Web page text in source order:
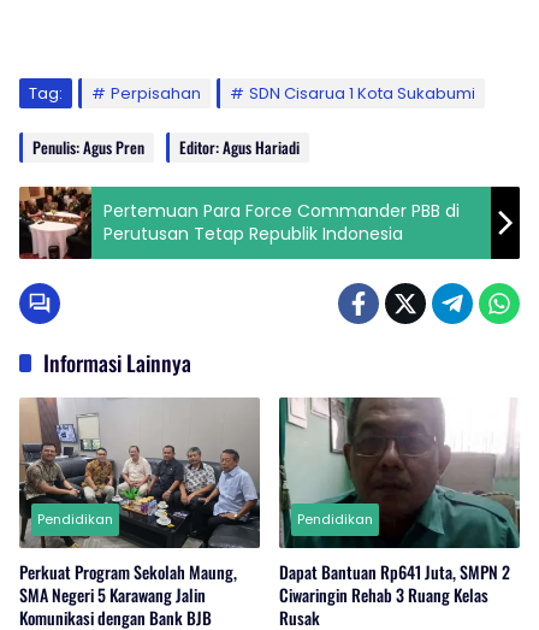
Tag: Perpisahan SDN Cisarua 1 Kota Sukabumi
Penulis: Agus Pren Editor: Agus Hariadi
Pertemuan Para Force Commander PBB di
Perutusan Tetap Republik Indonesia
Informasi Lainnya
Pendidikan
Perkuat Program Sekolah Maung,
SMA Negeri 5 Karawang Jalin
Komunikasi dengan Bank BJB
Pendidikan
Dapat Bantuan Rp641 Juta, SMPN 2
Ciwaringin Rehab 3 Ruang Kelas
Rusak